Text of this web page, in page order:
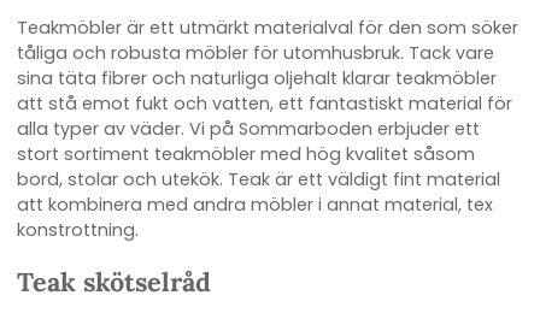
Teakmöbler är ett utmärkt materialval för den som söker
tåliga och robusta möbler för utomhusbruk. Tack vare
sina täta fibrer och naturliga oljehalt klarar teakmöbler
att stå emot fukt och vatten, ett fantastiskt material för
alla typer av väder. Vi på Sommarboden erbjuder ett
stort sortiment teakmöbler med hög kvalitet såsom
bord, stolar och utekök. Teak är ett väldigt fint material
att kombinera med andra möbler i annat material, tex
konstrottning.
Teak skötselråd